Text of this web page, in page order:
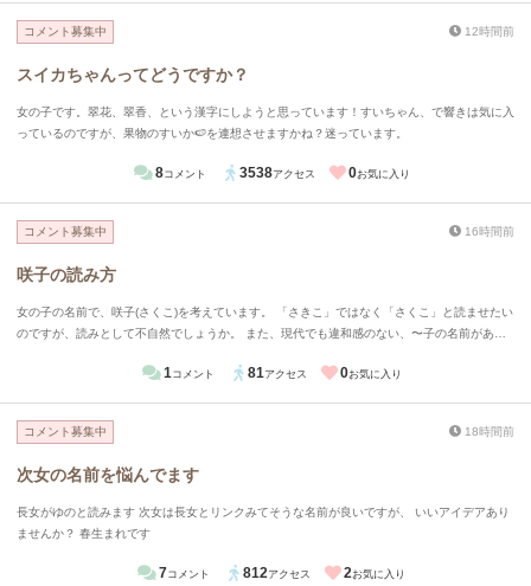
コメント募集中 12時間前
スイカちゃんってどうですか？
女の子です。翠花、翠香、という漢字にしようと思っています！すいちゃん、で響きは気に入
っているのですが、果物のすいか🍉を連想させますかね？迷っています。
8コメント 3538アクセス 0お気に入り
コメント募集中 16時間前
咲子の読み方
女の子の名前で、咲子(さくこ)を考えています。 「さきこ」ではなく「さくこ」と読ませたい
のですが、読みとして不自然でしょうか。 また、現代でも違和感のない、〜子の名前があり
1 コメント 81 アクセス 0お気に入り
コメント募集中 18時間前
次女の名前を悩んでます
長女がゆのと読みます 次女は長女とリンクみてそうな名前が良いですが、 いいアイデアあり
ませんか？ 春生まれです
7コメント 812 アクセス 2 お気に入り